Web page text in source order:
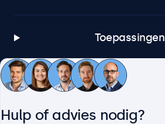
Toepassingen
Klantenservice
Hulp of advies nodig?